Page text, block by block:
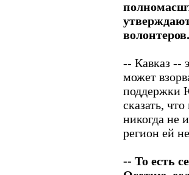
волонтеров.
-- Кавказ --
может
поддержки
сказать,
никогда не
регион ей
-- То есть